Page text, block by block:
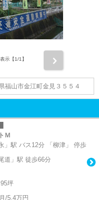
示【1/1】
福山市金江町金見３５５４
Ｍ
」駅 バス12分 「柳津」 停歩
道」駅 徒歩66分
坪
/5.4万円